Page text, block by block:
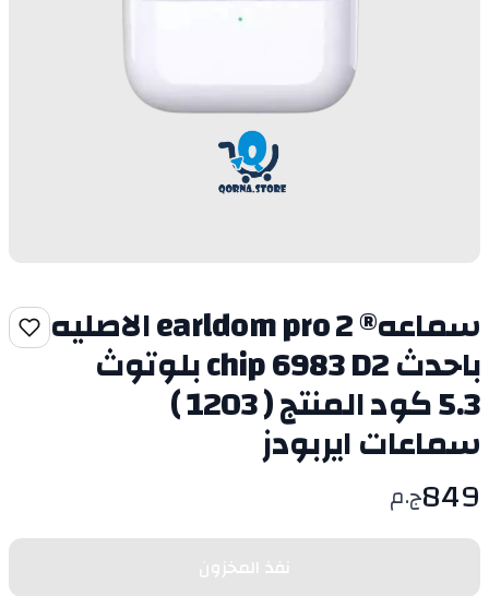
سماعه®️ earldom pro 2 الاصليه
باحدث chip 6983 D2 بلوتوث
5.3 كود المنتج ( 1203 )
سماعات ايربودز
849ج.م
نفذ المخزون